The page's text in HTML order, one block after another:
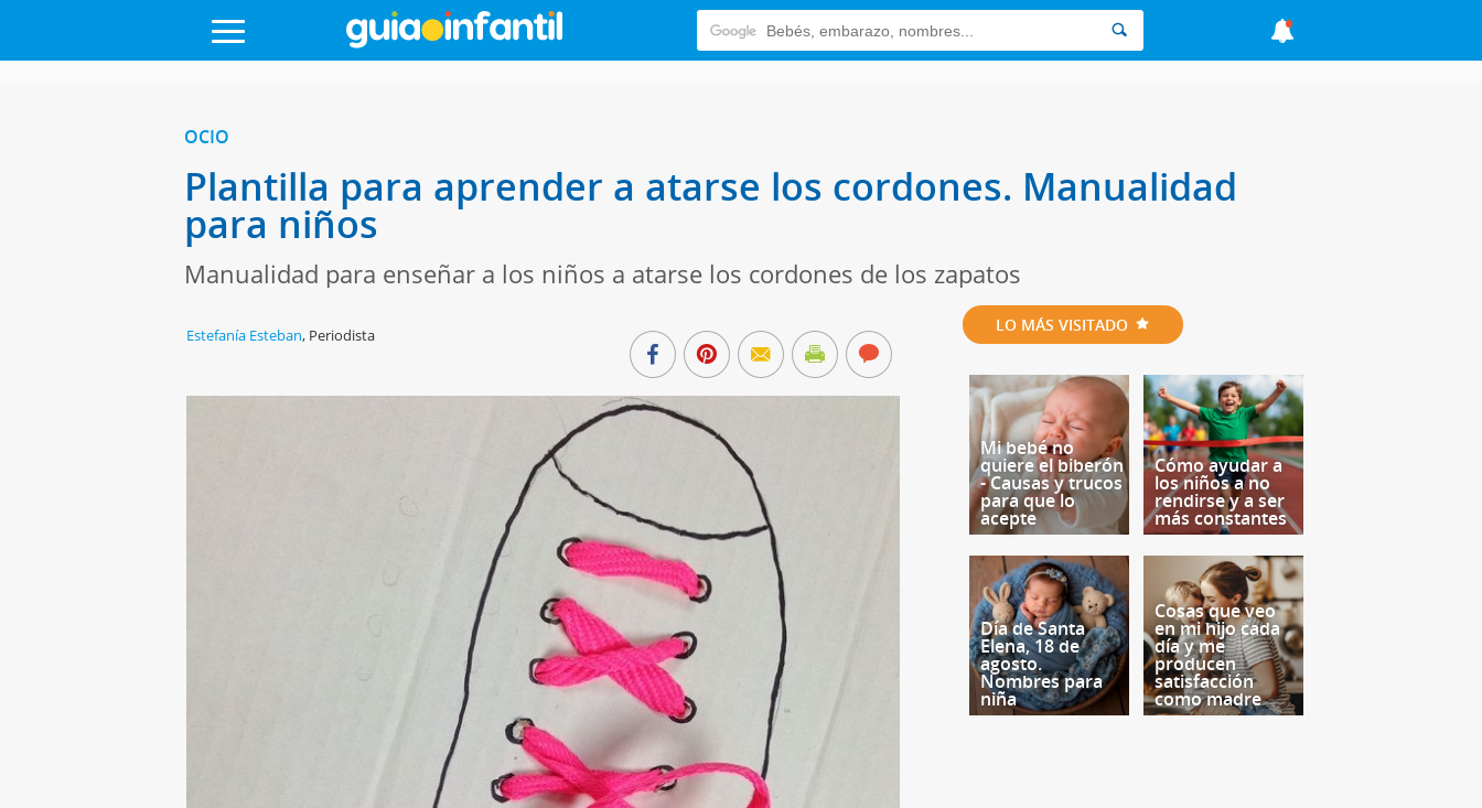
OCIO
Plantilla para aprender a atarse los cordones. Manualidad
para niños
Manualidad para enseñar a los niños a atarse los cordones de los zapatos
Estefanía Esteban, Periodista LO MÁS VISITADO
Mi bebé no
quiere el biberón
- Causas y trucos
para que lo
acepte
Cómo ayudar a
los niños a no
rendirse y a ser
más constantes
Día de Santa
Elena, 18 de
agosto.
Nombres para
niña
Cosas que veo
en mi hijo cada
día y me
producen
satisfacción
como madre